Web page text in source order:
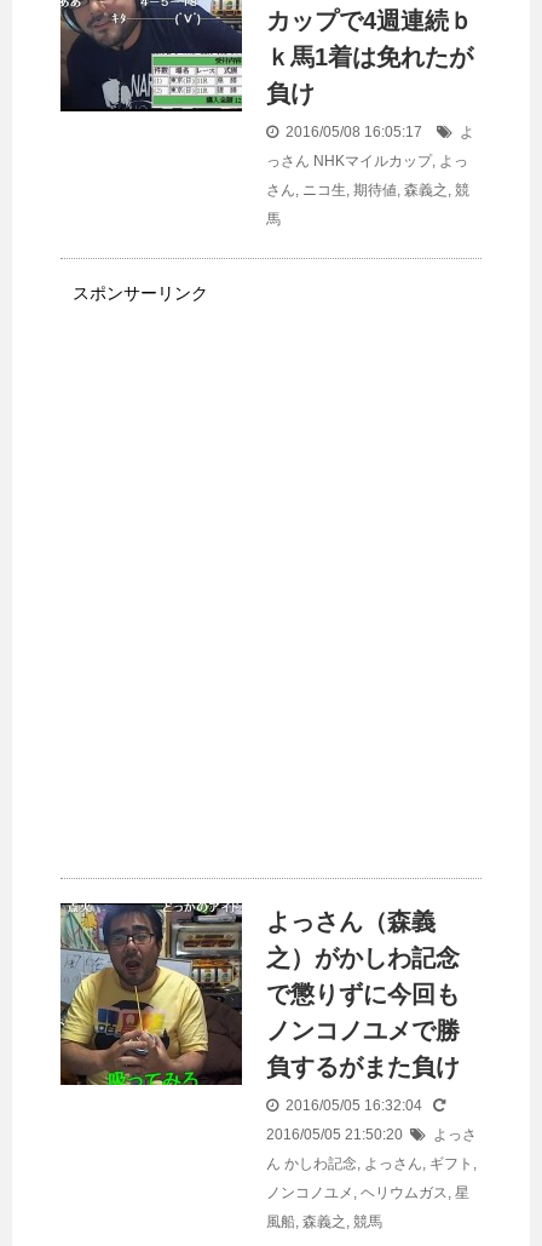
カップで4週連続ｂ
ｋ馬1着は免れたが
負け
2016/05/08 16:05:17
よ
っさん NHKマイルカップ, よっ
さん, ニコ生, 期待値, 森義之 , 競
馬
スポンサーリンク
よっさん（森義
之）がかしわ記念
で懲りずに今回も
ノンコノユメで勝
負するがまた負け
2016/05/05 16:32:04
2016/05/05 21:50:20
よっさ
ん かしわ記念, よっさん, ギフト ,
ノンコノユメ , ヘリウムガス, 星
風船, 森義之 , 競馬